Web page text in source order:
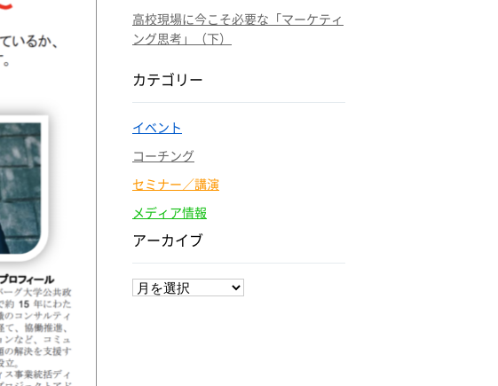
高校現場に今こそ必要な「マーケティ
ング思考」（下）
カテゴリー
イベント
コーチング
セミナー／講演
メディア情報
アーカイブ